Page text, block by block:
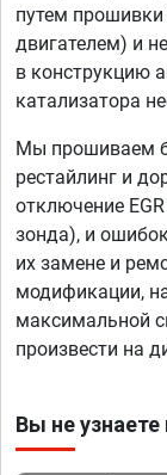
путем
двигателем) и
в конструкцию
катализатора
Мы прошиваем
рестайлинг и
отключение
зонда), и
их замене и
модификации,
максимальной
произвести на
Вы не